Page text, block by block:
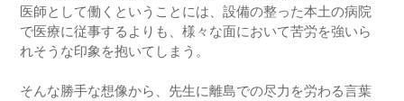
医師として働くということには、設備の整った本土の病院
で医療に従事するよりも、様々な面において苦労を強いら
れそうな印象を抱いてしまう。
そんな勝手な想像から、先生に離島での尽力を労わる言葉